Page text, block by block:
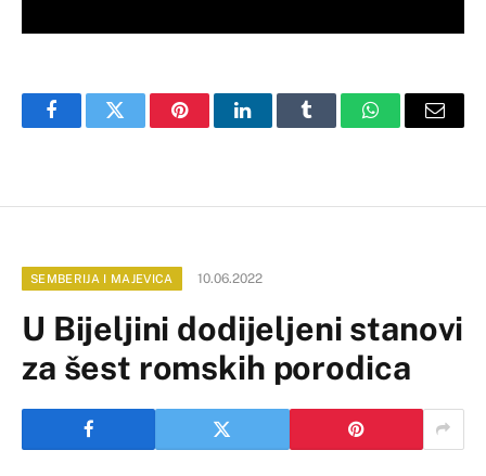
FacebookTwitter PinterestLinkedInTumblr WhatsAppEmail
SEMBERIJA I MAJEVICA 10.06.2022
U Bijeljini dodijeljeni stanovi
za šest romskih porodica